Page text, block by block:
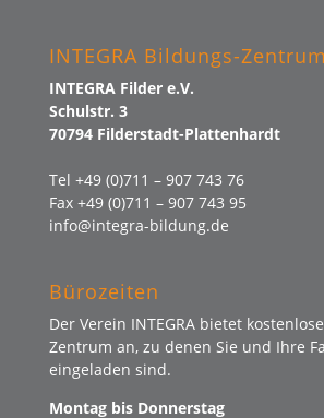
INTEGRA Bildungs-Zentrum
INTEGRA Filder e.V.
Schulstr. 3
70794 Filderstadt-Plattenhardt
Tel +49 (0)711 – 907 743 76
Fax +49 (0)711 – 907 743 95
info@integra-bildung.de
Bürozeiten
Der Verein INTEGRA bietet
Zentrum an, zu denen Sie und Ihre
eingeladen sind.
Montag bis Donnerstag